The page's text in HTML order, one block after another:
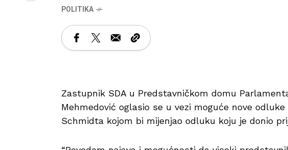
POLITIKA
Zastupnik SDA u Predstavničkom domu
Mehmedović oglasio se u vezi moguće nove
Schmidta kojom bi mijenjao odluku koju je donio